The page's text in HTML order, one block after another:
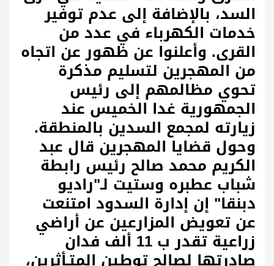
السد، بالإضافة إلى عدم توفير
خدمات الكهرباء في عدد من
القرى. وأعلنوا عن ظهور عن اتجاه
من المهجرين لتسليم مذكرة
تحوي مظالمهم إلى رئيس
الجمهورية غدا الخميس عند
زيارته لمجمع السدين بالمنطقة.
وحول قضايا المهجرين قال عبد
الكريم محمد صالح رئيس رابطة
شباب عطبره وستيت لـ"راديو
دبنقا" إن إدارة السدود امتنعت
عن تعويض المزارعين عن أراضي
زراعية تقدر ب 11 ألف فدان